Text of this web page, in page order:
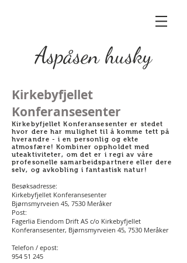
Aspåsen husky
Kirkebyfjellet
Konferansesenter
Kirkebyfjellet Konferansesenter er stedet
hvor dere har mulighet til å komme tett på
hverandre - i en personlig og ekte
atmosfære! Kombiner oppholdet med
uteaktiviteter, om det er i regi av våre
profesonelle samarbeidspartnere eller dere
selv, og avkobling i fantastisk natur!
Besøksadresse:
Kirkebyfjellet Konferansesenter
Bjørnsmyrveien 45, 7530 Meråker
Post:
Fagerlia Eiendom Drift AS c/o Kirkebyfjellet
Konferansesenter, Bjørnsmyrveien 45, 7530 Meråker
Telefon / epost:
954 51 245